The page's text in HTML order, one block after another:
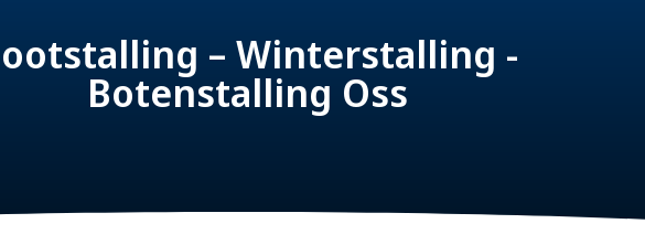
– Winterstalling -
Botenstalling Oss